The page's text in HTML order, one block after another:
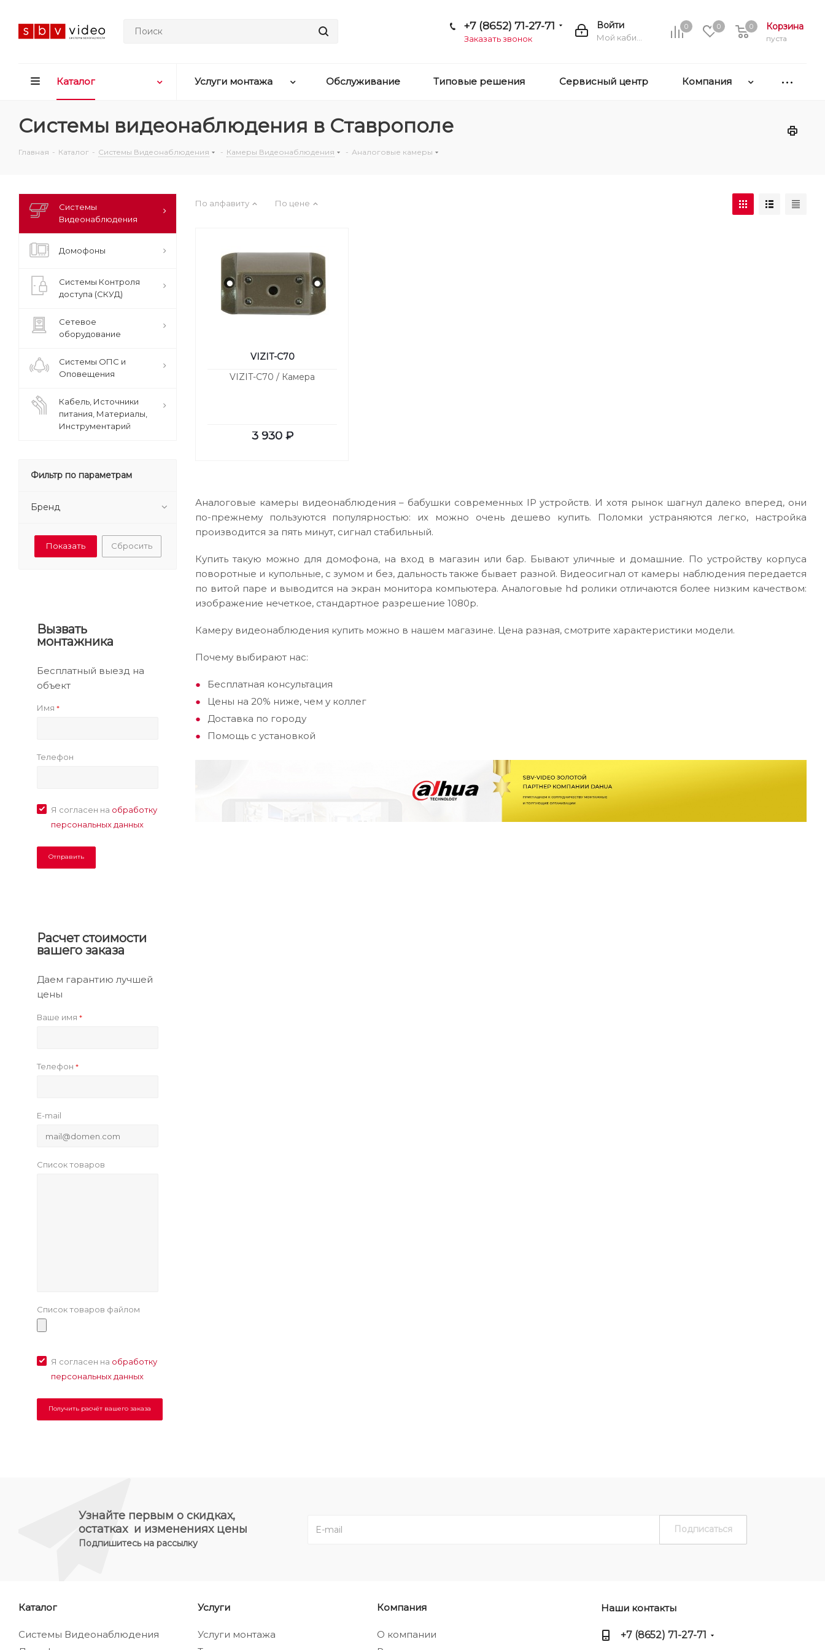
0 0 Корзина
пуста
0
Войти
+7 (8652) 71-27-71
Заказать звонок
Каталог Услуги монтажа Обслуживание Типовые решения Сервисный центр Компания
Системы видеонаблюдения в Ставрополе
Главная - Каталог - Системы Видеонаблюдения - Камеры Видеонаблюдения - Аналоговые камеры
По алфавиту По цене
VIZIT-C70
VIZIT-C70 / Камера
3 930₽
Аналоговые камеры видеонаблюдения – бабушки современных IP устройств. И хотя рынок шагнул далеко вперед, они
по-прежнему пользуются популярностью: их можно очень дешево купить. Поломки устраняются легко, настройка
производится за пять минут, сигнал стабильный.
Купить такую можно для домофона, на вход в магазин или бар. Бывают уличные и домашние. По устройству корпуса
поворотные и купольные, с зумом и без, дальность также бывает разной. Видеосигнал от камеры наблюдения передается
по витой паре и выводится на экран монитора компьютера. Аналоговые hd ролики отличаются более низким качеством:
изображение нечеткое, стандартное разрешение 1080p.
Камеру видеонаблюдения купить можно в нашем магазине. Цена разная, смотрите характеристики модели.
Почему выбирают нас:
Бесплатная консультация
Цены на 20% ниже, чем у коллег
Доставка по городу
Помощь с установкой
Системы
Видеонаблюдения
Домофоны
Системы Контроля
доступа (СКУД)
Сетевое
оборудование
Системы ОПС и
Оповещения
Кабель, Источники
питания, Материалы,
Инструментарий
Фильтр по параметрам
Бренд
Сбросить
Вызвать
монтажника
Бесплатный выезд на
объект
Имя *
Телефон
Я согласен на обработку
персональных данных
Расчет стоимости
вашего заказа
Даем гарантию лучшей
цены
Ваше имя *
Телефон *
E-mail
Список товаров
Список товаров файлом
Я согласен на обработку
персональных данных
Узнайте первым о скидках,
остатках и изменениях цены
Подпишитесь на рассылку
Каталог
Системы Видеонаблюдения
Услуги
Услуги монтажа
Компания
О компании
Наши контакты
+7 (8652) 71-27-71